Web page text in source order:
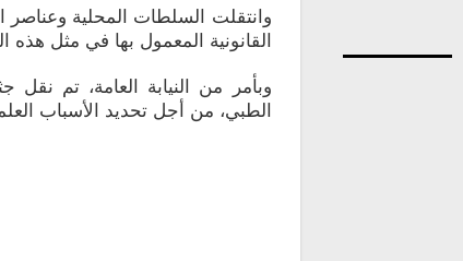
وانتقلت السلطات المحلية وعناصر
القانونية المعمول بها في مثل هذه
وبأمر من النيابة العامة، تم
الطبي، من أجل تحديد الأسباب